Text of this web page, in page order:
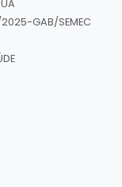
2025-GAB/SEMEC